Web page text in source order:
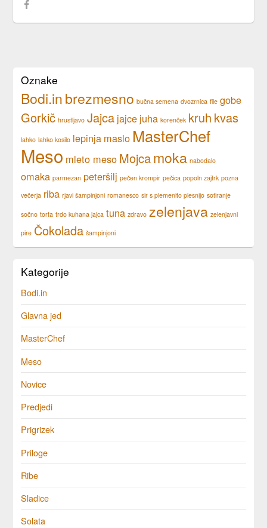
Oznake
Bodi.inbrezmesno bučna semena dvozrnica file gobe
Gorkič hrustljavo Jajca jajce juha korenček kruh kvas
lahko lahko kosilo lepinja maslo MasterChef
Meso mleto meso Mojcamoka nabodalo
omaka parmezan peteršilj pečen krompir pečica popoln zajtrk pozna
večerja riba rjavi šampinjoni romanesco sir s plemenito plesnijo sotiranje
sočno torta trdo kuhana jajca tuna zdravo zelenjava zelenjavni
pire Čokolada šampinjoni
Kategorije
Bodi.in
Glavna jed
MasterChef
Meso
Novice
Predjedi
Prigrizek
Priloge
Ribe
Sladice
Solata